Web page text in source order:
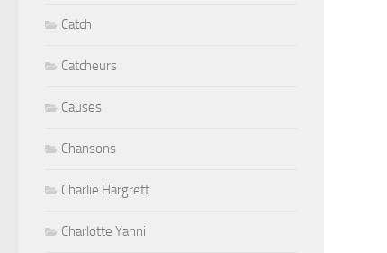
Catch
Catcheurs
Causes
Chansons
Charlie Hargrett
Charlotte Yanni